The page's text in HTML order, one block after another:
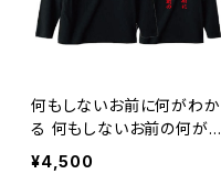
何もしないお前に何がわか
る 何もしないお前の何が変
わる : 2(LONG SLEEVE)
RED
¥4,500